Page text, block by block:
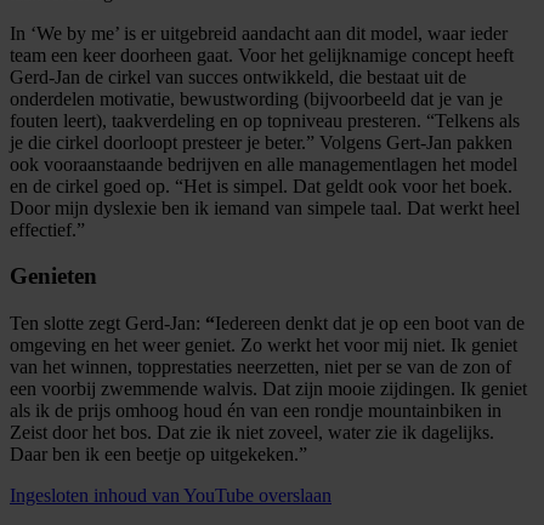
In ‘We by me’ is er uitgebreid aandacht aan dit model, waar ieder
team een keer doorheen gaat. Voor het gelijknamige concept heeft
Gerd-Jan de cirkel van succes ontwikkeld, die bestaat uit de
onderdelen motivatie, bewustwording (bijvoorbeeld dat je van je
fouten leert), taakverdeling en op topniveau presteren. “Telkens als
je die cirkel doorloopt presteer je beter.” Volgens Gert-Jan pakken
ook vooraanstaande bedrijven en alle managementlagen het model
en de cirkel goed op. “Het is simpel. Dat geldt ook voor het boek.
Door mijn dyslexie ben ik iemand van simpele taal. Dat werkt heel
effectief.”
Genieten
Ten slotte zegt Gerd-Jan: “Iedereen denkt dat je op een boot van de
omgeving en het weer geniet. Zo werkt het voor mij niet. Ik geniet
van het winnen, topprestaties neerzetten, niet per se van de zon of
een voorbij zwemmende walvis. Dat zijn mooie zijdingen. Ik geniet
als ik de prijs omhoog houd én van een rondje mountainbiken in
Zeist door het bos. Dat zie ik niet zoveel, water zie ik dagelijks.
Daar ben ik een beetje op uitgekeken.”
Ingesloten inhoud van YouTube overslaan